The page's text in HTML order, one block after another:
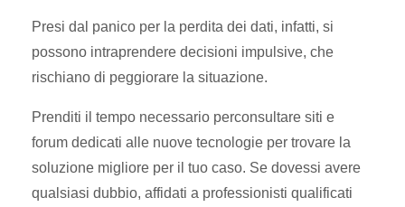
Presi dal panico per la perdita dei dati, infatti, si
possono intraprendere decisioni impulsive, che
rischiano di peggiorare la situazione.
Prenditi il tempo necessario perconsultare siti e
forum dedicati alle nuove tecnologie per trovare la
soluzione migliore per il tuo caso. Se dovessi avere
qualsiasi dubbio, affidati a professionisti qualificati